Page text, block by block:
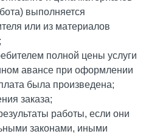
выполняется
или из материалов
полной цены услуги
авансе при оформлении
была произведена;
заказа;
работы, если они
законами, иными